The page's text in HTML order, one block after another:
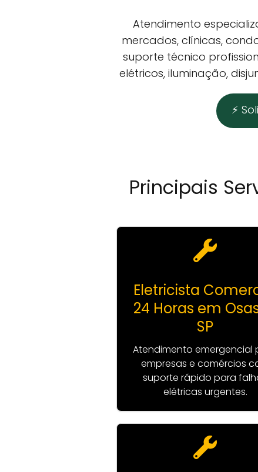
Atendimento
mercados, clínicas,
suporte técnico
elétricos, iluminação,
⚡
Principais
Eletricista
24 Horas em
SP
Atendimento emergencial
empresas e comércios
suporte rápido para
elétricas urgentes.